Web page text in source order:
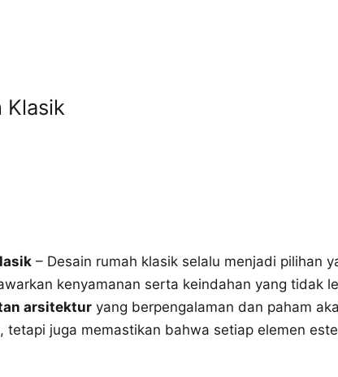
Klasik
– Desain rumah klasik selalu menjadi pilihan
kenyamanan serta keindahan yang tidak
arsitektur yang berpengalaman dan paham
juga memastikan bahwa setiap elemen